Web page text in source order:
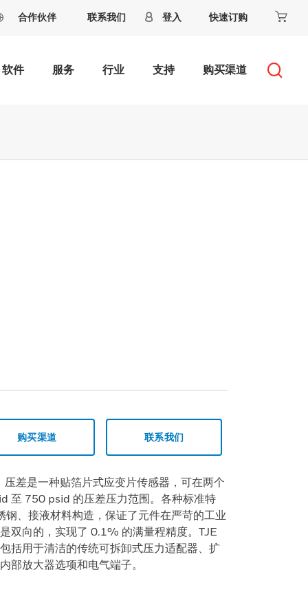
合作伙伴 联系我们 登入 快速订购
软件 服务 行业 支持 购买渠道
购买渠道 联系我们
差是一种贴箔片式应变片传感器，可在两个
至 750 psid 的压差压力范围。各种标准特
、接液材料构造，保证了元件在严苛的工业
双向的，实现了 0.1% 的满量程精度。TJE
括用于清洁的传统可拆卸式压力适配器、扩
部放大器选项和电气端子。